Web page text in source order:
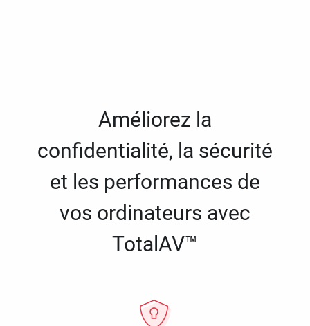
Améliorez la
confidentialité, la sécurité
et les performances de
vos ordinateurs avec
TotalAV™